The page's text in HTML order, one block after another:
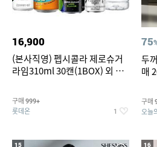
16,900
(본사직영) 펩시콜라 제로슈거
라임310ml 30캔(1BOX) 외 롯
구매 999+
롯데온 1
75
두
매
구매
오늘
15 16